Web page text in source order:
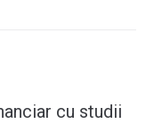
cu studii